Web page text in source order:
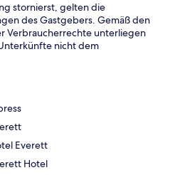
stornierst, gelten die
des Gastgebers. Gemäß den
Verbraucherrechte unterliegen
nicht dem
Everett
Hotel